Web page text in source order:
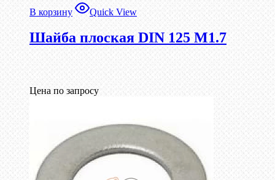
В корзину Quick View
Шайба плоская DIN 125 М1.7
Цена по запросу